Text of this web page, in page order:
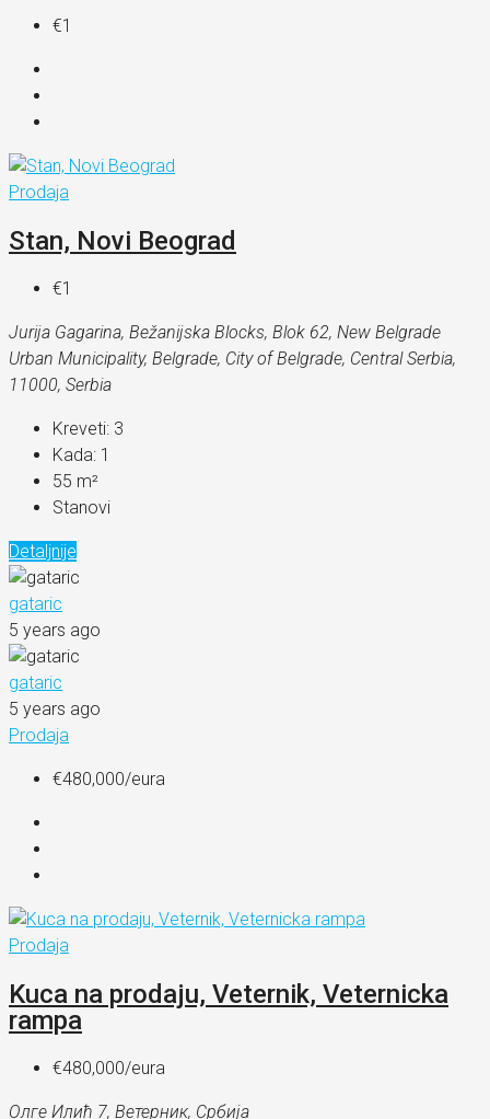
€1
Prodaja
Stan, Novi Beograd
€1
Jurija Gagarina, Bežanijska Blocks, Blok 62, New Belgrade
Urban Municipality, Belgrade, City of Belgrade, Central Serbia,
11000, Serbia
Kreveti: 3
Kada: 1
55 m²
Stanovi
Detaljnije
gataric
5 years ago
gataric
5 years ago
Prodaja
€480,000/eura
Prodaja
Kuca na prodaju, Veternik, Veternicka
rampa
€480,000/eura
Олге Илић 7, Ветерник, Србија